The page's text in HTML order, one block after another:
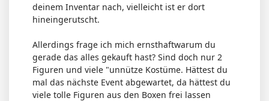
deinem Inventar nach, vielleicht ist er dort
hineingerutscht.
Allerdings frage ich mich ernsthaftwarum du
gerade das alles gekauft hast? Sind doch nur 2
Figuren und viele "unnütze Kostüme. Hättest du
mal das nächste Event abgewartet, da hättest du
viele tolle Figuren aus den Boxen frei lassen